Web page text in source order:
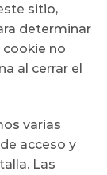
sitio,
determinar
no
al cerrar el
varias
acceso y
Las